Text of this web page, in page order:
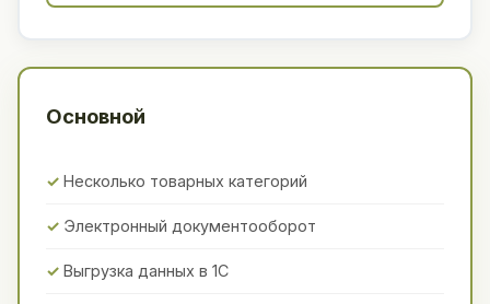
Основной
Несколько товарных категорий
Электронный документооборот
Выгрузка данных в 1С